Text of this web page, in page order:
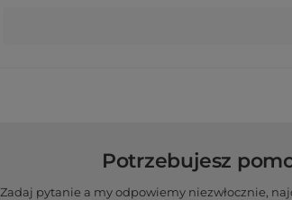
Potrzebujesz
Zadaj pytanie a my odpowiemy niezwłocznie,